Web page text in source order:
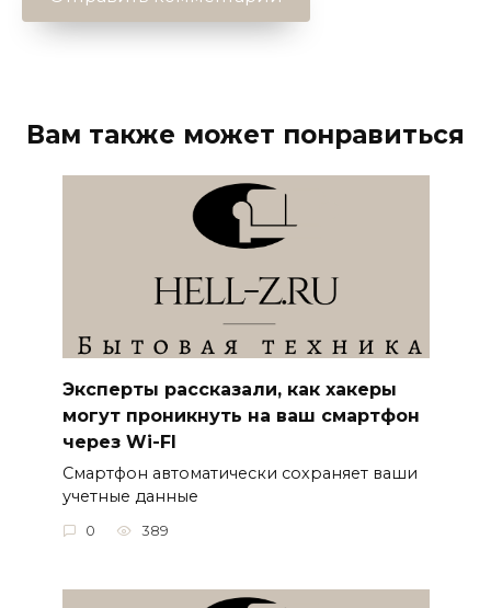
Вам также может понравиться
Эксперты рассказали, как хакеры
могут проникнуть на ваш смартфон
через Wi-FI
Смартфон автоматически сохраняет ваши
учетные данные
0 389